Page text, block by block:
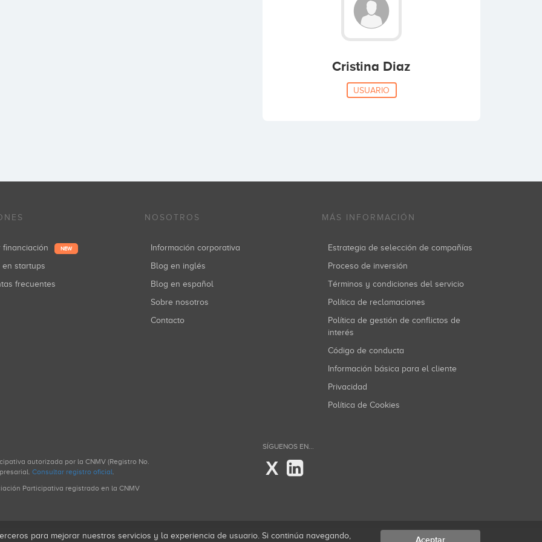
Cristina Diaz
USUARIO
financiación NEW
en startups
frecuentes
NOSOTROS
Información corporativa
Blog en inglés
Blog en español
Sobre nosotros
Contacto
MÁS INFORMACIÓN
Estrategia de selección de compañías
Proceso de inversión
Términos y condiciones del servicio
Política de reclamaciones
Política de gestión de conflictos de
interés
Código de conducta
Información básica para el cliente
Privacidad
Política de Cookies
autorizada por la CNMV (Registro No.
Consultar registro oficial.
Participativa registrado en la CNMV
SÍGUENOS EN...
X
para mejorar nuestros servicios y la experiencia de usuario. Si continúa navegando, Aceptar